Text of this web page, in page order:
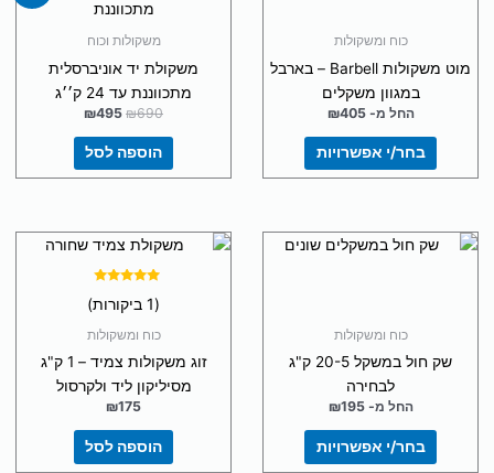
כוח ומשקולות
מוט משקולות Barbell – בארבל
במגוון משקלים
החל מ- ₪405
בחר/י אפשרויות
סוגים.
ניתן
את
האפשרויות
משקולות וכוח
משקולת יד אוניברסלית
מתכווננת עד 24 ק׳׳ג
₪690
היה:
₪495
הוספה לסל
כוח ומשקולות
שק חול במשקל 20-5 ק"ג
לבחירה
החל מ- ₪195
בחר/י אפשרויות
למוצר
סוגים.
ניתן
לבחור
את
האפשרויות
בעמוד
5.00
(1 ביקורות)
כוח ומשקולות
זוג משקולות צמיד – 1 ק"ג
מסיליקון ליד ולקרסול
₪175
הוספה לסל